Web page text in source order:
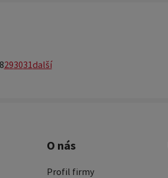
293031další
O nás
Profil firmy